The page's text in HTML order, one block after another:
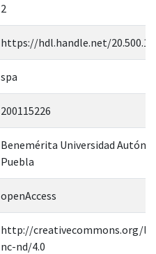
2
https://hdl.handle.net/
spa
200115226
Benemérita Universidad
Puebla
openAccess
http://creativecommons.org/
nc-nd/4.0